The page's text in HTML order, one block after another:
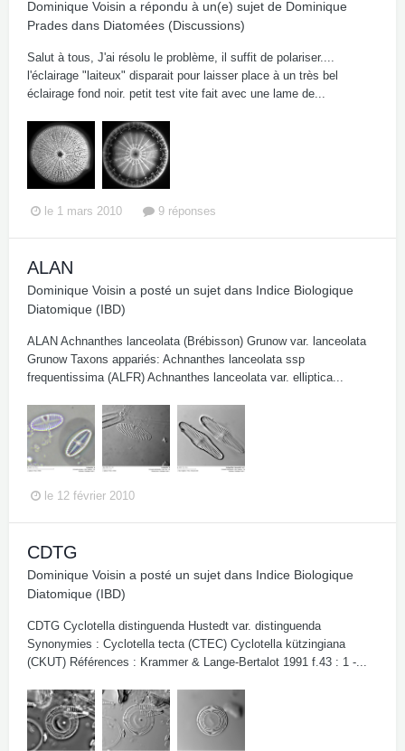
Dominique Voisin a répondu à un(e) sujet de Dominique
Prades dans Diatomées (Discussions)
Salut à tous, J'ai résolu le problème, il suffit de polariser....
l'éclairage "laiteux" disparait pour laisser place à un très bel
éclairage fond noir. petit test vite fait avec une lame de...
le 1 mars 2010 9 réponses
ALAN
Dominique Voisin a posté un sujet dans Indice Biologique
Diatomique (IBD)
ALAN Achnanthes lanceolata (Brébisson) Grunow var. lanceolata
Grunow Taxons appariés: Achnanthes lanceolata ssp
frequentissima (ALFR) Achnanthes lanceolata var. elliptica...
le 12 février 2010
CDTG
Dominique Voisin a posté un sujet dans Indice Biologique
Diatomique (IBD)
CDTG Cyclotella distinguenda Hustedt var. distinguenda
Synonymies : Cyclotella tecta (CTEC) Cyclotella kützingiana
(CKUT) Références : Krammer & Lange-Bertalot 1991 f.43 : 1 -...